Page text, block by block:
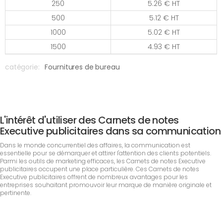
250
5.26 € HT
500
5.12 € HT
1000
5.02 € HT
1500
4.93 € HT
catégorie: Fournitures de bureau
L'intérêt d'utiliser des Carnets de notes
Executive publicitaires dans sa communication
Dans le monde concurrentiel des affaires, la communication est
essentielle pour se démarquer et attirer l'attention des clients potentiels.
Parmi les outils de marketing efficaces, les Carnets de notes Executive
publicitaires occupent une place particulière. Ces Carnets de notes
Executive publicitaires offrent de nombreux avantages pour les
entreprises souhaitant promouvoir leur marque de manière originale et
pertinente.